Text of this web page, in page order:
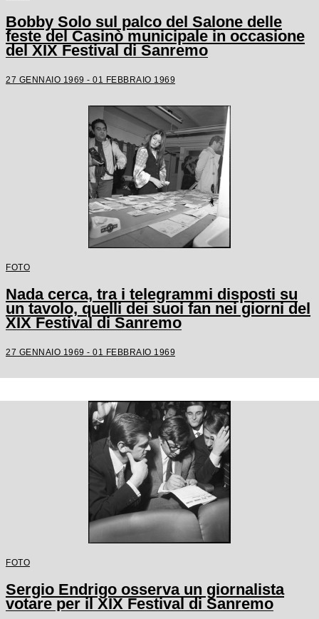
Bobby Solo sul palco del Salone delle
feste del Casinò municipale in occasione
del XIX Festival di Sanremo
27 GENNAIO 1969 - 01 FEBBRAIO 1969
FOTO
Nada cerca, tra i telegrammi disposti su
un tavolo, quelli dei suoi fan nei giorni del
XIX Festival di Sanremo
27 GENNAIO 1969 - 01 FEBBRAIO 1969
FOTO
Sergio Endrigo osserva un giornalista
votare per il XIX Festival di Sanremo